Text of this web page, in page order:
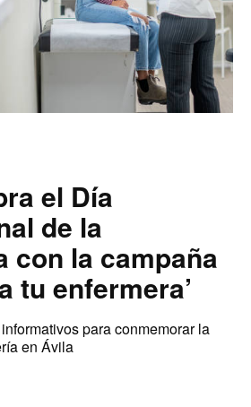
el Día
de la
con la campaña
tu enfermera’
para conmemorar la
en Ávila